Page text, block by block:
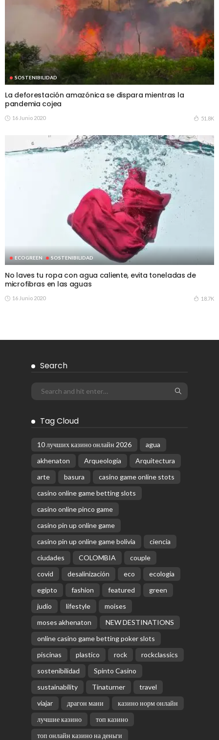
SOSTENIBILIDAD
La deforestación amazónica se dispara mientras la
pandemia cojea
16 Junio 2020 51.8K
ECOGREEN SOSTENIBILIDAD
No laves tu ropa con agua caliente, evita toneladas de
microfibras en las aguas
16 Junio 2020 18.7K
Search
Tag Cloud
10 лучших казино онлайн 2026
agua
akhenaton
Arqueología
Arquitectura
arte
basura
casino game online stots
casino online game betting slots
casino online pinco game
casino pin up online game
casino pin up online game bolivia
ciencia
ciudades
COLOMBIA
couple
covid
desalinización eco
ecologia
egipto
fashion featured
green
judio
lifestyle
moises
moses akhenaton
NEW DESTINATIONS
online casino game betting poker slots
piscinas
plastico rock
rockclassics
sostenibilidad
Spinto Casino
sustainability
Tinaturner
travel
viajar
драгон мани
казино норм онлайн
лучшие казино
топ казино
топ онлайн казино на деньги